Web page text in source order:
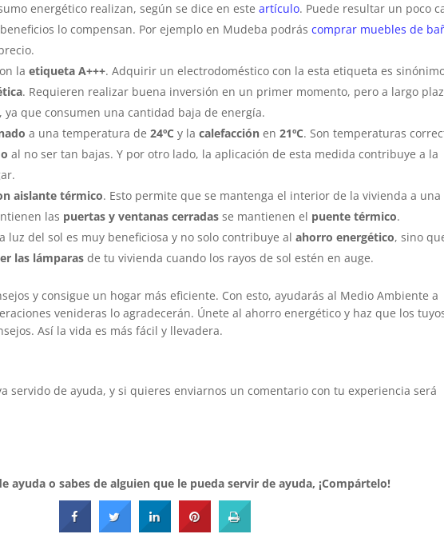
energético realizan, según se dice en esteartículo. Puede resultar un poco
lo compensan. Por ejemplo en Mudeba podráscomprar muebles de
laetiqueta A+++. Adquirir un electrodoméstico con la esta etiqueta es
. Requieren realizar buena inversión en un primer momento, pero a largo
ya que consumen una cantidad baja de energía.
a una temperatura de 24ºCy lacalefacción en 21ºC. Son temperaturas
al no ser tan bajas. Y por otro lado, la aplicación de esta medida contribuye a la
aislante térmico. Esto permite que se mantenga el interior de la vivienda a una
las puertas y ventanas cerradas se mantienen el puente térmico.
luz del sol es muy beneficiosa y no solo contribuye alahorro energético, sino
las lámparas de tu vivienda cuando los rayos de sol estén en auge.
y consigue un hogar más eficiente. Con esto, ayudarás al Medio Ambiente a
venideras lo agradecerán. Únete al ahorro energético y haz que los
Así la vida es más fácil y llevadera.
servido de ayuda, y si quieres enviarnos un comentario con tu experiencia será
ayuda o sabes de alguien que le pueda servir de ayuda, ¡Compártelo!